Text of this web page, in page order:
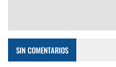
SIN COMENTARIOS